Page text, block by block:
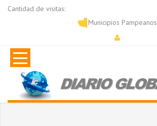
Cantidad de visitas:
Municipios Pampeanos